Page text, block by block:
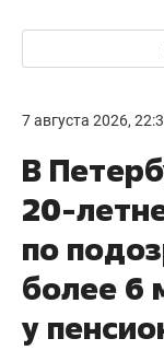
7 августа 2026,
В
20-
по
более 6
у